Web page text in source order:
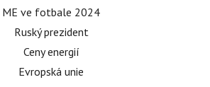
ME ve fotbale 2024
Ruský prezident
Ceny energií
Evropská unie